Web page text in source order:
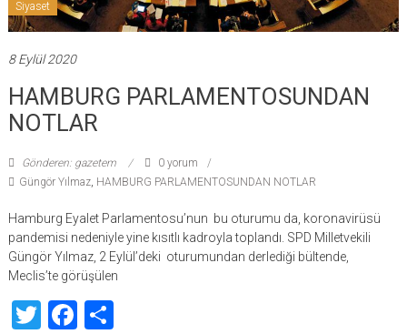
Siyaset
8 Eylül 2020
HAMBURG PARLAMENTOSUNDAN
NOTLAR
Gönderen: gazetem
0 yorum
Güngör Yılmaz, HAMBURG PARLAMENTOSUNDAN NOTLAR
Hamburg Eyalet Parlamentosu’nun bu oturumu da, koronavirüsü
pandemisi nedeniyle yine kısıtlı kadroyla toplandı. SPD Milletvekili
Güngör Yılmaz, 2 Eylül’deki oturumundan derlediği bültende,
Meclis’te görüşülen
TwitterFacebook
Share